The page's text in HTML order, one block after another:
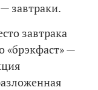
завтраки.
завтрака
«брэкфаст» —